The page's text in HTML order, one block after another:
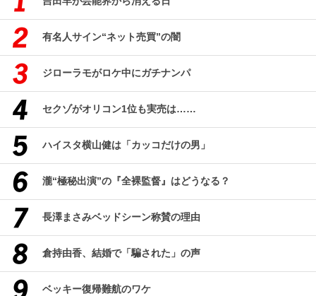
有名人サイン“ネット売買”の闇
ジローラモがロケ中にガチナンパ
セクゾがオリコン1位も実売は……
ハイスタ横山健は「カッコだけの男」
瀧“極秘出演”の『全裸監督』はどうなる？
長澤まさみベッドシーン称賛の理由
倉持由香、結婚で「騙された」の声
ベッキー復帰難航のワケ